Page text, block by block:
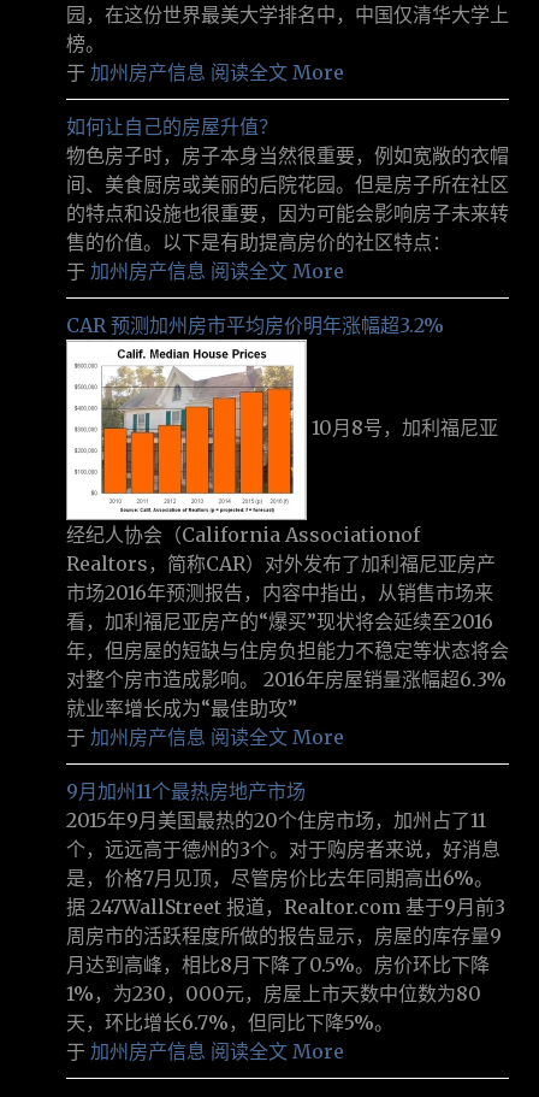
园，在这份世界最美大学排名中，中国仅清华大学上
榜。
于 加州房产信息 阅读全文 More
如何让自己的房屋升值？
物色房子时，房子本身当然很重要，例如宽敞的衣帽
间、美食厨房或美丽的后院花园。但是房子所在社区
的特点和设施也很重要，因为可能会影响房子未来转
售的价值。以下是有助提高房价的社区特点：
于 加州房产信息 阅读全文 More
CAR 预测加州房市平均房价明年涨幅超3.2%
10月8号，加利福尼亚
经纪人协会（California Associationof
Realtors，简称CAR）对外发布了加利福尼亚房产
市场2016年预测报告，内容中指出，从销售市场来
看，加利福尼亚房产的“爆买”现状将会延续至2016
年，但房屋的短缺与住房负担能力不稳定等状态将会
对整个房市造成影响。 2016年房屋销量涨幅超6.3%
就业率增长成为“最佳助攻”
于 加州房产信息 阅读全文 More
9月加州11个最热房地产市场
2015年9月美国最热的20个住房市场，加州占了11
个，远远高于德州的3个。对于购房者来说，好消息
是，价格7月见顶，尽管房价比去年同期高出6%。
据 247WallStreet 报道，Realtor.com 基于9月前3
周房市的活跃程度所做的报告显示，房屋的库存量9
月达到高峰，相比8月下降了0.5%。房价环比下降
1%，为230，000元，房屋上市天数中位数为80
天，环比增长6.7%，但同比下降5%。
于 加州房产信息 阅读全文 More